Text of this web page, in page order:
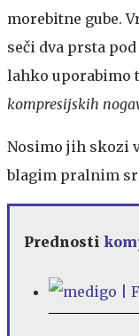
morebitne gube.
seči dva prsta
lahko uporabimo
kompresijskih
Nosimo jih skozi
blagim pralnim
Prednosti